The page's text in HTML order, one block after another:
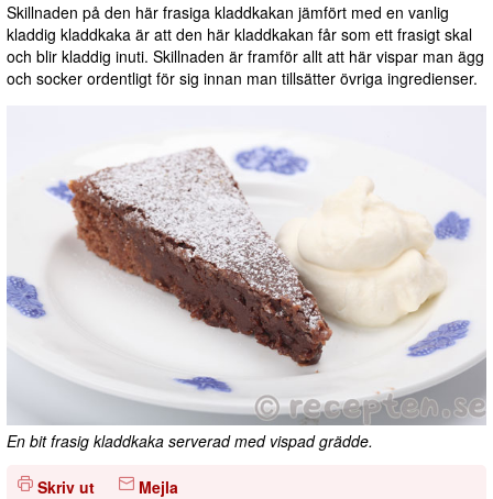
Skillnaden på den här frasiga kladdkakan jämfört med en vanlig
kladdig kladdkaka är att den här kladdkakan får som ett frasigt skal
och blir kladdig inuti. Skillnaden är framför allt att här vispar man ägg
och socker ordentligt för sig innan man tillsätter övriga ingredienser.
En bit frasig kladdkaka serverad med vispad grädde.
Skriv ut Mejla